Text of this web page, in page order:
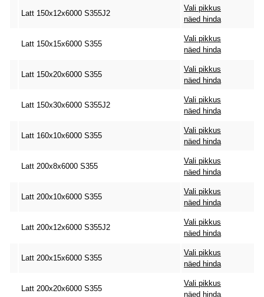
Latt 150x12x6000 S355J2
Vali pikkus
näed hinda
Latt 150x15x6000 S355
Vali pikkus
näed hinda
Latt 150x20x6000 S355
Vali pikkus
näed hinda
Latt 150x30x6000 S355J2
Vali pikkus
näed hinda
Latt 160x10x6000 S355
Vali pikkus
näed hinda
Latt 200x8x6000 S355
Vali pikkus
näed hinda
Latt 200x10x6000 S355
Vali pikkus
näed hinda
Latt 200x12x6000 S355J2
Vali pikkus
näed hinda
Latt 200x15x6000 S355
Vali pikkus
näed hinda
Latt 200x20x6000 S355
Vali pikkus
näed hinda